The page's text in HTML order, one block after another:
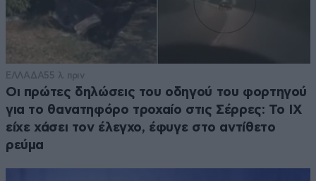
ΕΛΛΑΔΑ55 λ. πριν
Οι πρώτες δηλώσεις του οδηγού του φορτηγού
για το θανατηφόρο τροχαίο στις Σέρρες: Το ΙΧ
είχε χάσει τον έλεγχο, έφυγε στο αντίθετο
ρεύμα